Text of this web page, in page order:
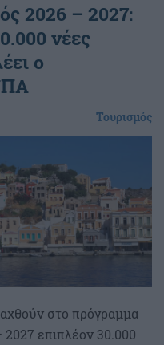
2026 – 2027:
νέες
ο
Τουρισμός
στο πρόγραμμα
2027 επιπλέον 30.000